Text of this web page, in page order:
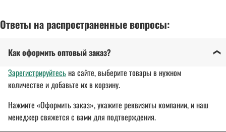
Ответы на распространенные вопросы:
Как оформить оптовый заказ?
Зарегистрируйтесьна сайте, выберите товары в нужном
количестве и добавьте их в корзину.
Нажмите «Оформить заказ», укажите реквизиты компании, и наш
менеджер свяжется с вами для подтверждения.